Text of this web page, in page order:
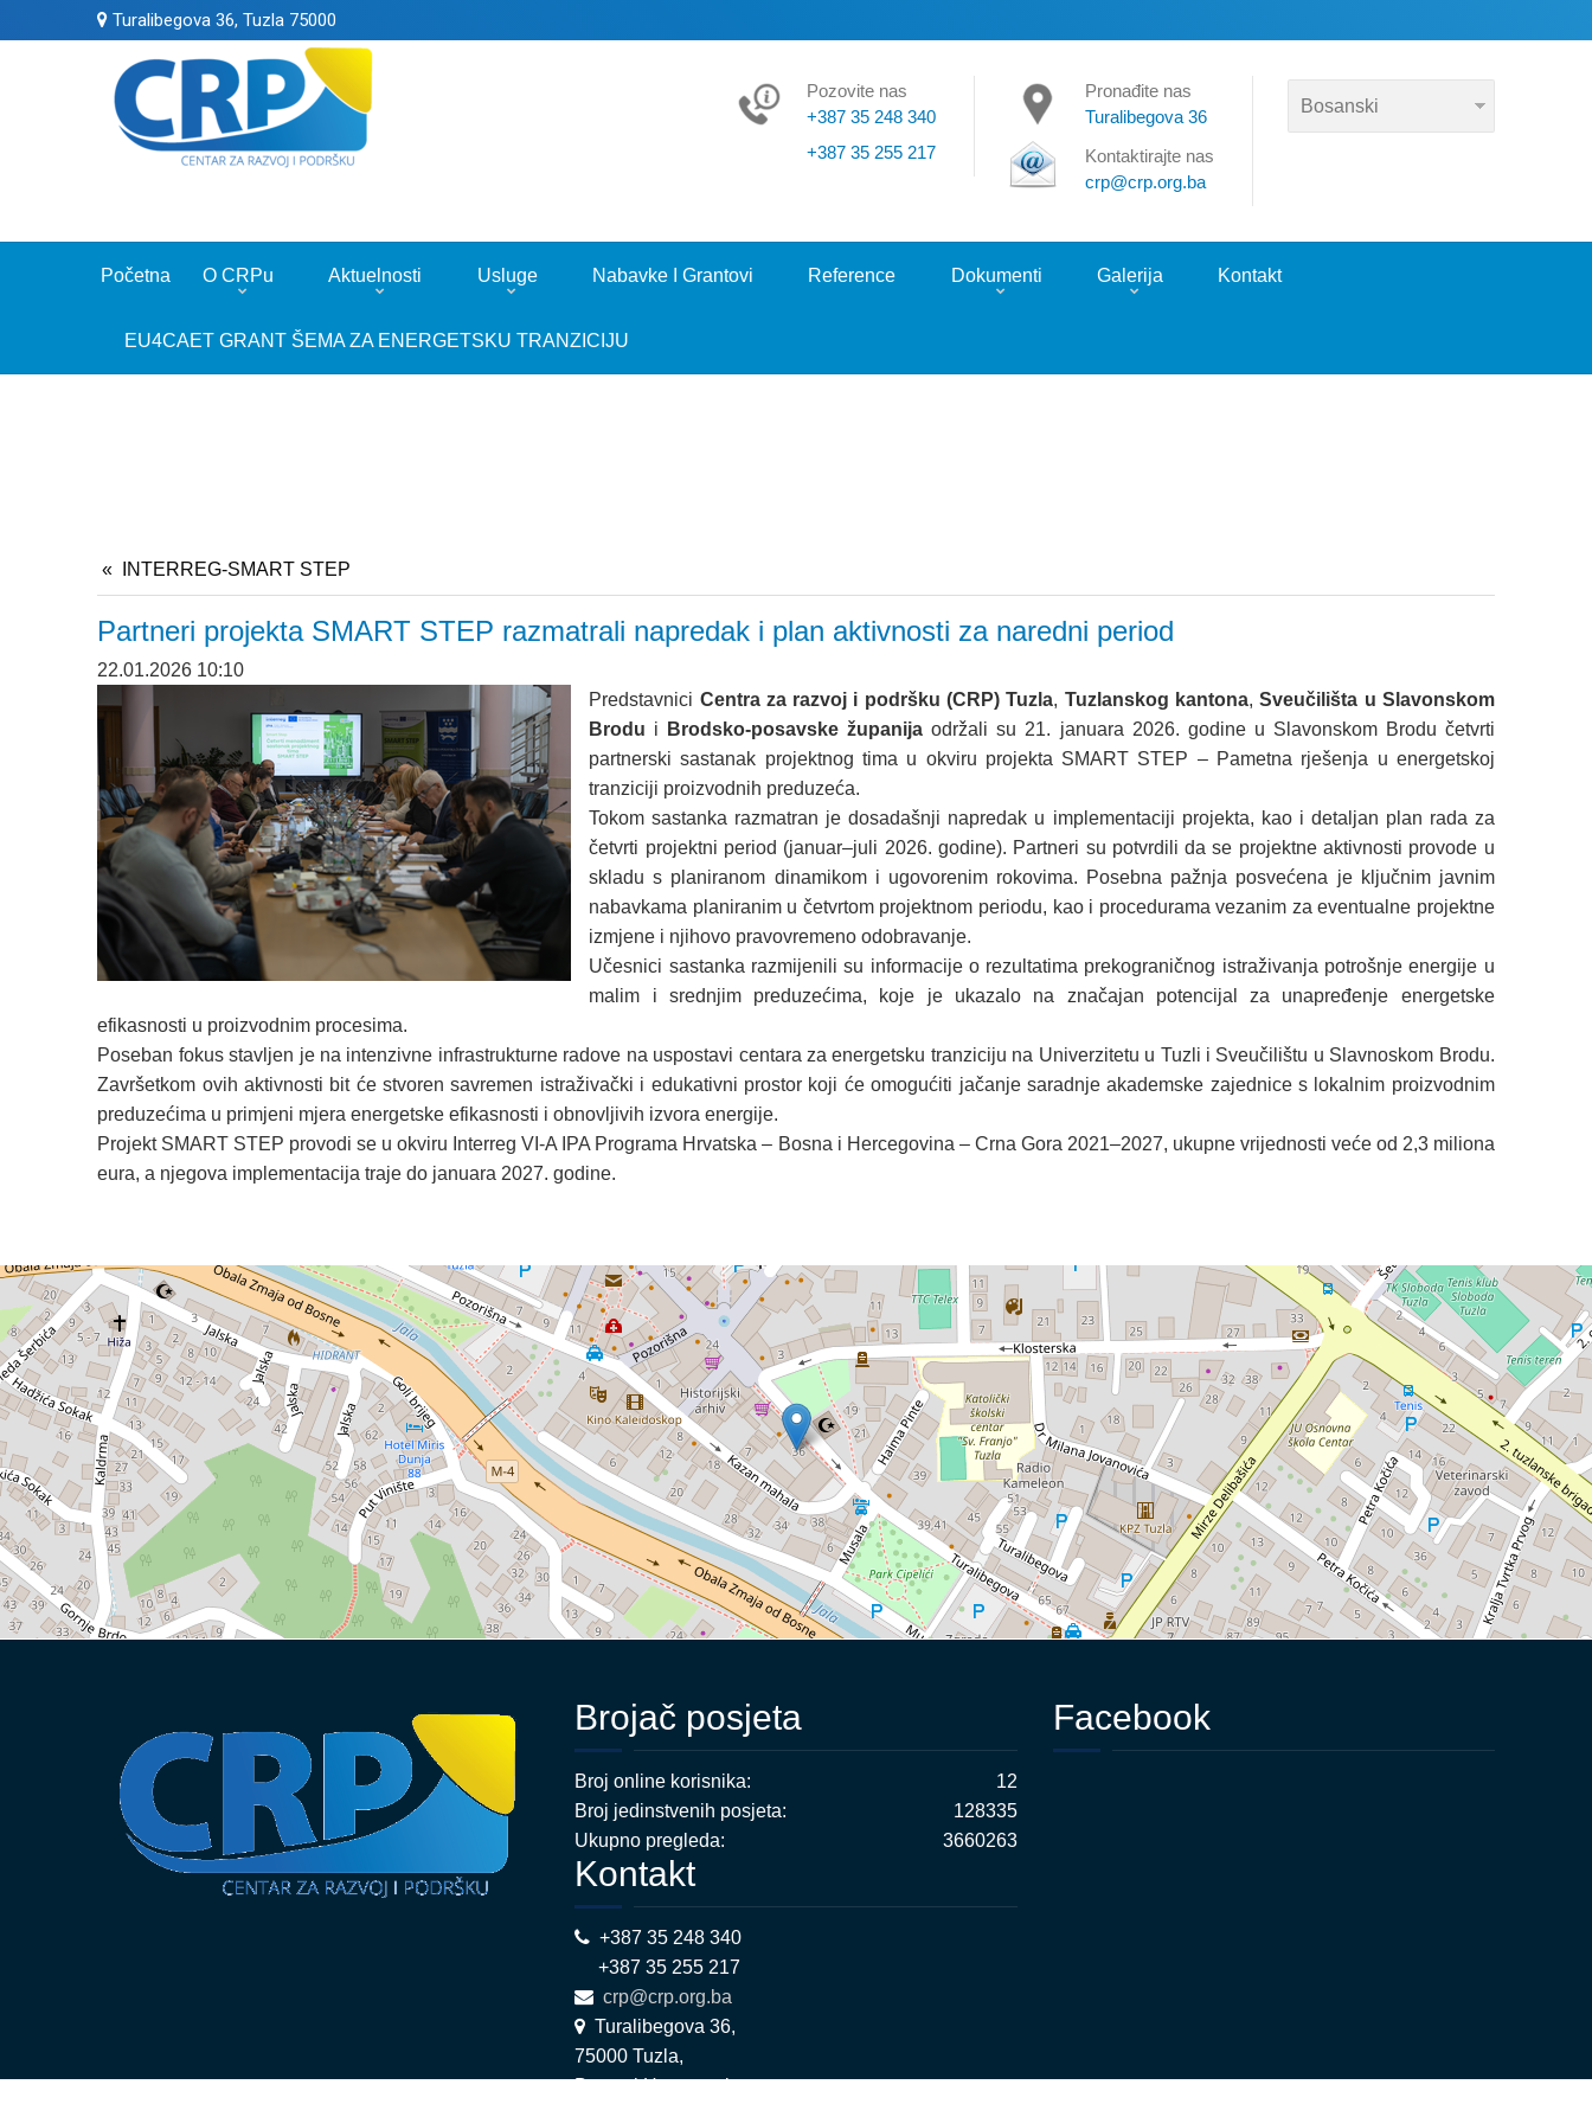
Turalibegova 36, Tuzla 75000
Pozovite nas
+387 35 248 340
+387 35 255 217
Pronađite nas
Turalibegova 36
Kontaktirajte nas
crp@crp.org.ba
Početna O CRPu Aktuelnosti Usluge Nabavke I Grantovi Reference Dokumenti Galerija Kontakt
EU4CAET GRANT ŠEMA ZA ENERGETSKU TRANZICIJU
INTERREG-SMART STEP
Partneri projekta SMART STEP razmatrali napredak i plan aktivnosti za naredni period
22.01.2026 10:10
Predstavnici Centra za razvoj i podršku (CRP) Tuzla, Tuzlanskog kantona,Sveučilišta u Slavonskom
Brodu i Brodsko-posavske županija održali su 21. januara 2026. godine u Slavonskom Brodu četvrti
partnerski sastanak projektnog tima u okviru projekta SMART STEP – Pametna rješenja u energetskoj
tranziciji proizvodnih preduzeća.
Tokom sastanka razmatran je dosadašnji napredak u implementaciji projekta, kao i detaljan plan rada za
četvrti projektni period (januar–juli 2026. godine). Partneri su potvrdili da se projektne aktivnosti provode u
skladu s planiranom dinamikom i ugovorenim rokovima. Posebna pažnja posvećena je ključnim javnim
nabavkama planiranim u četvrtom projektnom periodu, kao i procedurama vezanim za eventualne projektne
izmjene i njihovo pravovremeno odobravanje.
Učesnici sastanka razmijenili su informacije o rezultatima prekograničnog istraživanja potrošnje energije u
malim i srednjim preduzećima, koje je ukazalo na značajan potencijal za unapređenje energetske
efikasnosti u proizvodnim procesima.
Poseban fokus stavljen je na intenzivne infrastrukturne radove na uspostavi centara za energetsku tranziciju na Univerzitetu u Tuzli i Sveučilištu u Slavnoskom Brodu.
Završetkom ovih aktivnosti bit će stvoren savremen istraživački i edukativni prostor koji će omogućiti jačanje saradnje akademske zajednice s lokalnim proizvodnim
preduzećima u primjeni mjera energetske efikasnosti i obnovljivih izvora energije.
Projekt SMART STEP provodi se u okviru Interreg VI-A IPA Programa Hrvatska – Bosna i Hercegovina – Crna Gora 2021–2027, ukupne vrijednosti veće od 2,3 miliona
eura, a njegova implementacija traje do januara 2027. godine.
Brojač posjeta
Broj online korisnika:
12
Broj jedinstvenih posjeta:
128335
Ukupno pregleda:
3660263
Kontakt
+387 35 248 340
+387 35 255 217
crp@crp.org.ba
Turalibegova 36,
75000 Tuzla,
Bosna i Hercegovina
Facebook